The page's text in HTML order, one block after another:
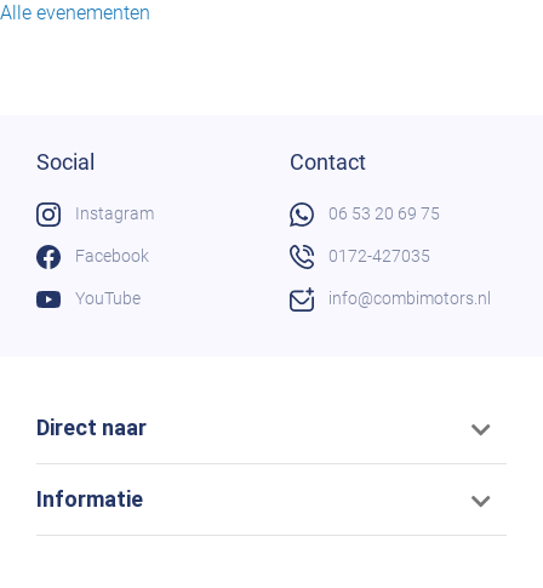
Alle evenementen
Direct naar
Informatie
Social
Instagram
Facebook
YouTube
Contact
06 53 20 69 75
0172-427035
info@combimotors.nl